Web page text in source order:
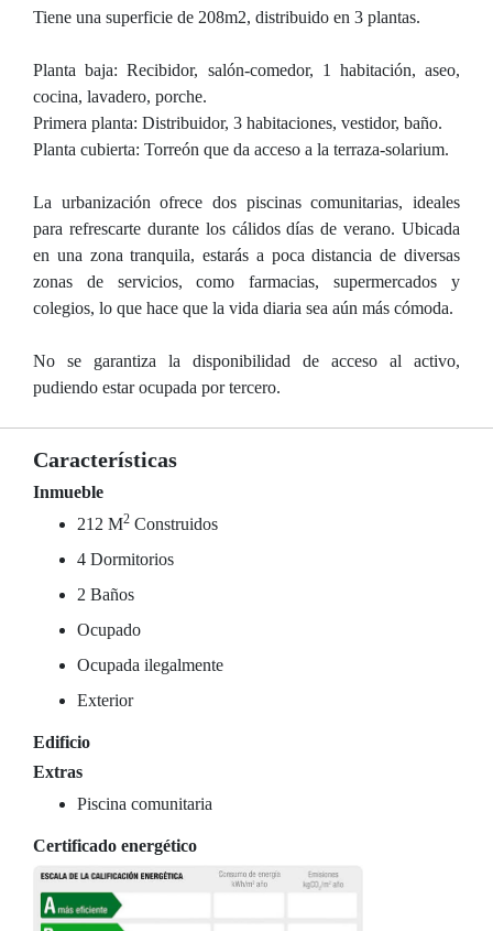
Tiene una superficie de 208m2, distribuido en 3 plantas.
Planta baja: Recibidor, salón-comedor, 1 habitación, aseo,
cocina, lavadero, porche.
Primera planta: Distribuidor, 3 habitaciones, vestidor, baño.
Planta cubierta: Torreón que da acceso a la terraza-solarium.
La urbanización ofrece dos piscinas comunitarias, ideales
para refrescarte durante los cálidos días de verano. Ubicada
en una zona tranquila, estarás a poca distancia de diversas
zonas de servicios, como farmacias, supermercados y
colegios, lo que hace que la vida diaria sea aún más cómoda.
No se garantiza la disponibilidad de acceso al activo,
pudiendo estar ocupada por tercero.
Características
Inmueble
212 M2 Construidos
4 Dormitorios
2 Baños
Ocupado
Ocupada ilegalmente
Exterior
Edificio
Extras
Piscina comunitaria
Certificado energético